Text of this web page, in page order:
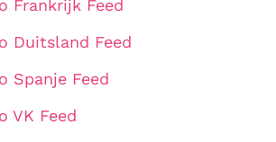
Frankrijk Feed
Duitsland Feed
Spanje Feed
VK Feed